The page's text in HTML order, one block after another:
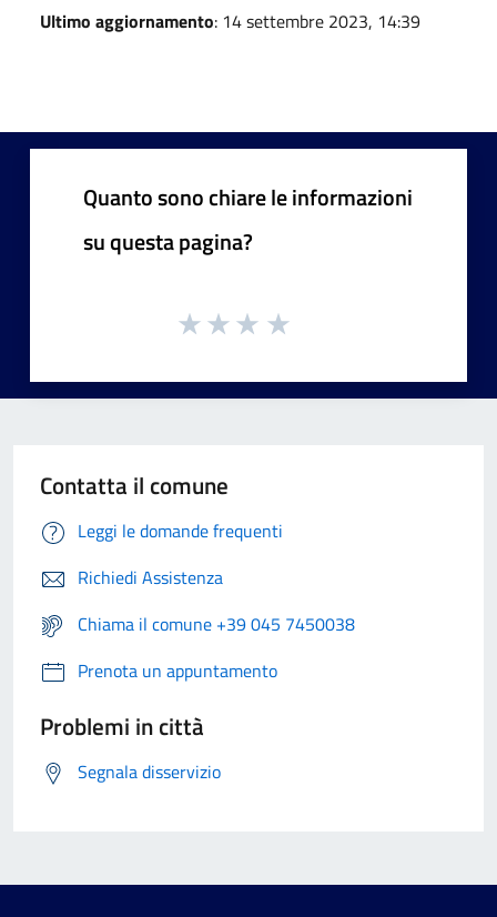
Ultimo aggiornamento: 14 settembre 2023, 14:39
Quanto sono chiare le informazioni
su questa pagina?
Contatta il comune
Leggi le domande frequenti
Richiedi Assistenza
Chiama il comune +39 045 7450038
Prenota un appuntamento
Problemi in città
Segnala disservizio